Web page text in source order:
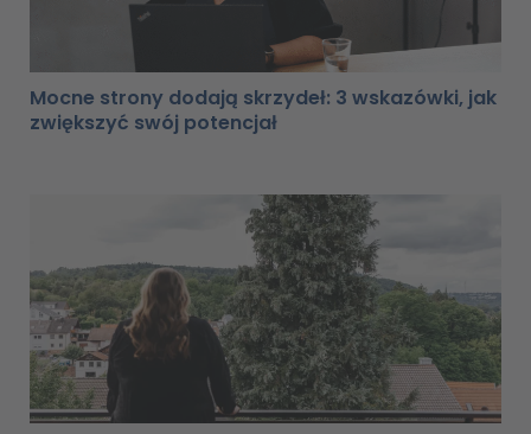
Mocne strony dodają skrzydeł: 3 wskazówki, jak
zwiększyć swój potencjał